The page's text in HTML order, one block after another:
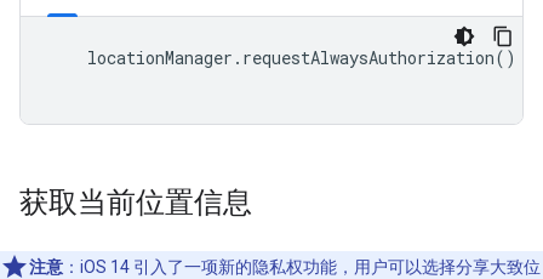
locationManager . requestAlwaysAuthorization()
获取当前位置信息
注意 ：iOS 14 引入了一项新的隐私权功能，用户可以选择分享大致位